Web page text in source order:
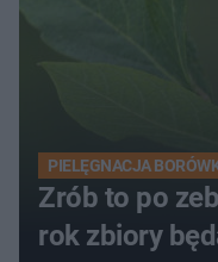
PIELĘGNACJA
Zrób to po
rok zbiory